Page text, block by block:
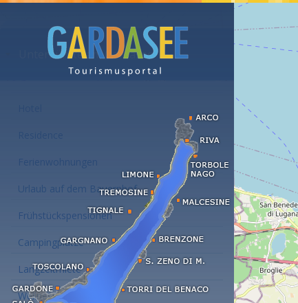
Unterkünfte am Gardasee
Ferienwohnungen
Urlaub auf dem Bauernhof
Frühstückspensionen
Campingplätze
Langzeitmiete
Wellness Hotel